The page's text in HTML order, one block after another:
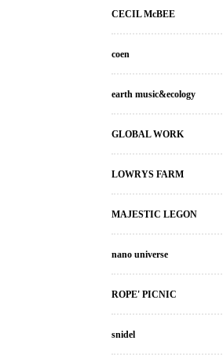
CECIL McBEE
coen
earth music&ecology
GLOBAL WORK
LOWRYS FARM
MAJESTIC LEGON
nano universe
ROPE' PICNIC
snidel